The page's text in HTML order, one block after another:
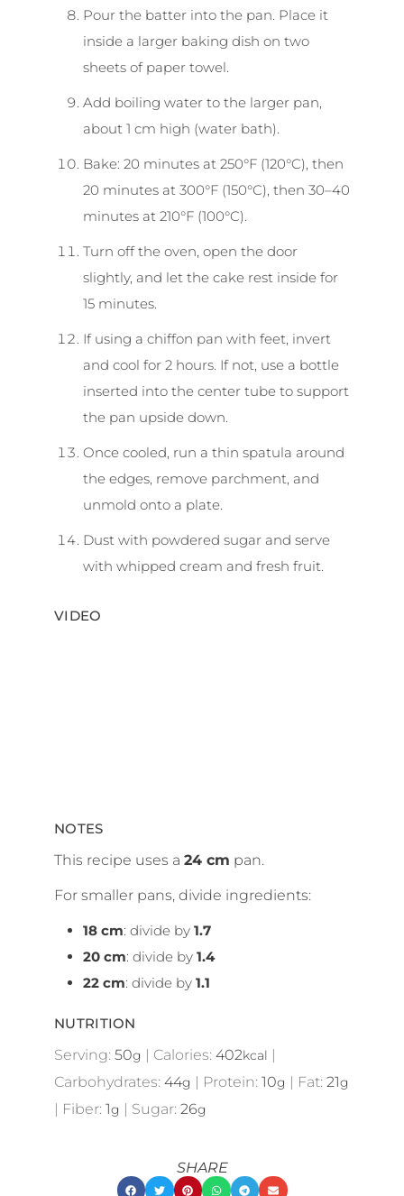
Pour the batter into the pan. Place it
inside a larger baking dish on two
sheets of paper towel.
Add boiling water to the larger pan,
about 1 cm high (water bath).
Bake: 20 minutes at 250°F (120°C), then
20 minutes at 300°F (150°C), then 30–40
minutes at 210°F (100°C).
Turn off the oven, open the door
slightly, and let the cake rest inside for
15 minutes.
If using a chiffon pan with feet, invert
and cool for 2 hours. If not, use a bottle
inserted into the center tube to support
the pan upside down.
Once cooled, run a thin spatula around
the edges, remove parchment, and
unmold onto a plate.
Dust with powdered sugar and serve
with whipped cream and fresh fruit.
VIDEO
NOTES
This recipe uses a 24 cm pan.
For smaller pans, divide ingredients:
18 cm: divide by 1.7
20 cm: divide by 1.4
22 cm: divide by 1.1
NUTRITION
Serving: 50g | Calories: 402kcal |
Carbohydrates: 44g | Protein: 10g | Fat: 21g
| Fiber: 1g | Sugar: 26g
SHARE